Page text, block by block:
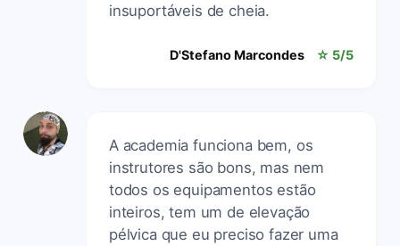
insuportáveis de cheia.
D'Stefano Marcondes ☆ 5/5
A academia funciona bem, os
instrutores são bons, mas nem
todos os equipamentos estão
inteiros, tem um de elevação
pélvica que eu preciso fazer uma